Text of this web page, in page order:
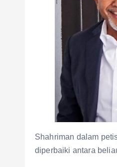
Shahriman dalam
diperbaiki antara